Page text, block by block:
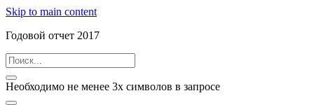
Skip to main content
Годовой отчет 2017
Необходимо не менее 3х символов в запросе